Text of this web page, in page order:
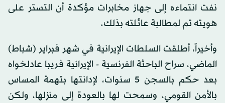
نفت انتماءه إلى جهاز مخابرات مؤكدة أن التستر على
هويته تم لمطالبة عائلته بذلك.
وأخيراً، أطلقت السلطات الإيرانية في شهر فبراير (شباط)
الماضي، سراح الباحثة الفرنسية - الإيرانية فريبا عادلخواه
بعد حكم بالسجن 5 سنوات، لإدانتها بتهمة المساس
بالأمن القومي، وسمحت لها بالعودة إلى منزلها، ولكن